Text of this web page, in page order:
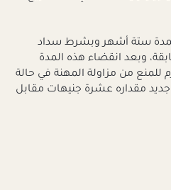
لمدة ستة أشهر وبشرط سداد
وبعد انقضاء هذه المدة
للمنع من مزاولة المهنة في حالة
مقداره عشرة جنيهات مقابل